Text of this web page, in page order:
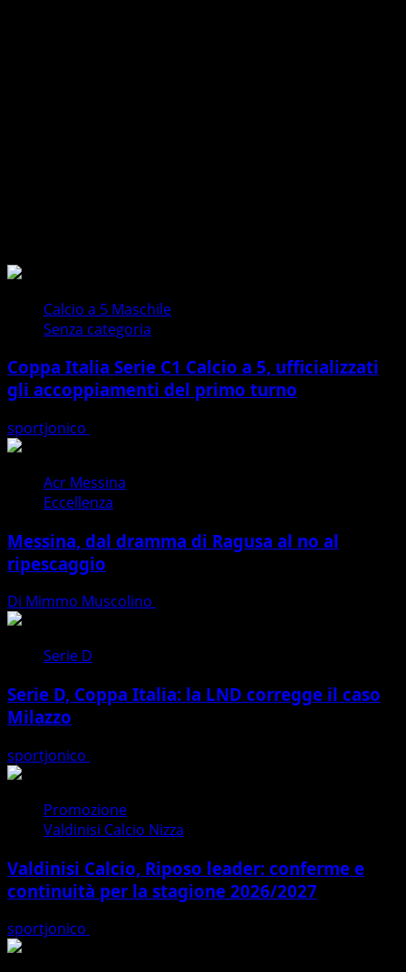
Calcio a 5 Maschile
Senza categoria
Coppa Italia Serie C1 Calcio a 5, ufficializzati
gli accoppiamenti del primo turno
sportjonico
Acr Messina
Eccellenza
Messina, dal dramma di Ragusa al no al
ripescaggio
Di Mimmo Muscolino
Serie D
Serie D, Coppa Italia: la LND corregge il caso
Milazzo
sportjonico
Promozione
Valdinisi Calcio Nizza
Valdinisi Calcio, Riposo leader: conferme e
continuità per la stagione 2026/2027
sportjonico